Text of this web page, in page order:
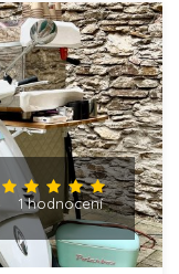
1 hodnocení